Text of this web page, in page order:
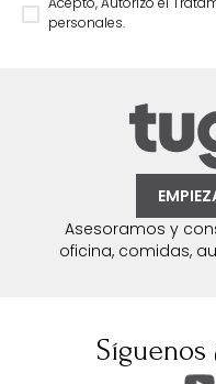
personales.
Asesoramos y
oficina, comidas,